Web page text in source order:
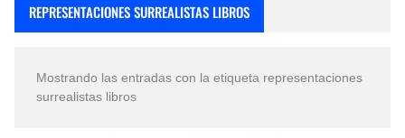
REPRESENTACIONES SURREALISTAS LIBROS
Mostrando las entradas con la etiqueta representaciones
surrealistas libros